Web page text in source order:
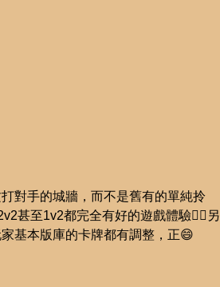
對手的城牆，而不是舊有的單純拎
甚至1v2都完全有好的遊戲體驗👍🏻另
基本版庫的卡牌都有調整，正😄